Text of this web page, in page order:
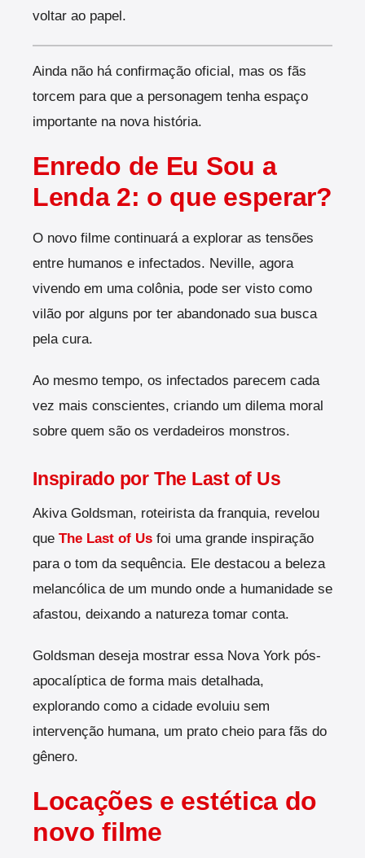
voltar ao papel.
Ainda não há confirmação oficial, mas os fãs
torcem para que a personagem tenha espaço
importante na nova história.
Enredo de Eu Sou a
Lenda 2: o que esperar?
O novo filme continuará a explorar as tensões
entre humanos e infectados. Neville, agora
vivendo em uma colônia, pode ser visto como
vilão por alguns por ter abandonado sua busca
pela cura.
Ao mesmo tempo, os infectados parecem cada
vez mais conscientes, criando um dilema moral
sobre quem são os verdadeiros monstros.
Inspirado por The Last of Us
Akiva Goldsman, roteirista da franquia, revelou
que The Last of Us foi uma grande inspiração
para o tom da sequência. Ele destacou a beleza
melancólica de um mundo onde a humanidade se
afastou, deixando a natureza tomar conta.
Goldsman deseja mostrar essa Nova York pós-
apocalíptica de forma mais detalhada,
explorando como a cidade evoluiu sem
intervenção humana, um prato cheio para fãs do
gênero.
Locações e estética do
novo filme